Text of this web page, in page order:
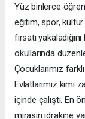
Yüz binlerce
eğitim, spor,
fırsatı
okullarında
Çocuklarımız
Evlatlarımız kimi
içinde çalıştı. En
mirasın idrakine